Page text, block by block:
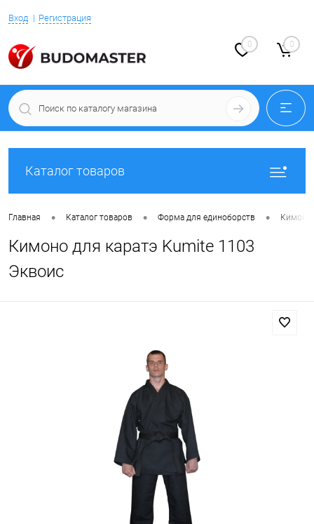
Вход Регистрация
0 0
Каталог товаров
Главная • Каталог товаров • Форма для единоборств • Кимоно
Кимоно для каратэ Kumite 1103
Эквоис